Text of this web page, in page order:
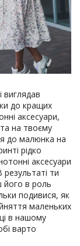
до кращих
аксесуари,
на твоєму
до малюнка на
рідко
аксесуари
ти
його в роль
подивися, як
маленьких
в нашому
варто